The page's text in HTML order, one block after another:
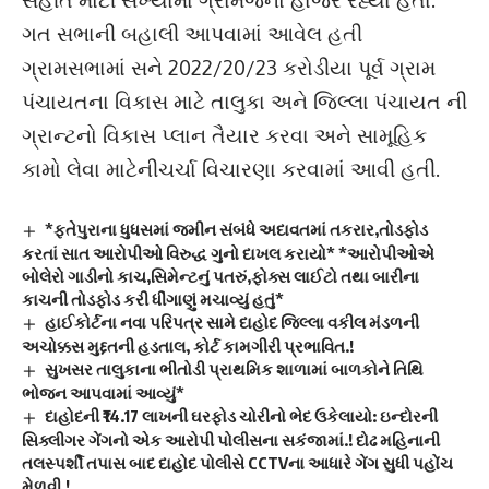
ગત સભાની બહાલી આપવામાં આવેલ હતી
ગ્રામસભામાં સને 2022/20/23 કરોડીયા પૂર્વ ગ્રામ
પંચાયતના વિકાસ માટે તાલુકા અને જિલ્લા પંચાયત ની
ગ્રાન્ટનો વિકાસ પ્લાન તૈયાર કરવા અને સામૂહિક
કામો લેવા માટેનીચર્ચા વિચારણા કરવામાં આવી હતી.
*ફતેપુરાના ધુધસમાં જમીન સંબંધે અદાવતમાં તકરાર,તોડફોડ
કરતાં સાત આરોપીઓ વિરુદ્ધ ગુનો દાખલ કરાયો* *આરોપીઓએ
બોલેરો ગાડીનો કાચ,સિમેન્ટનું પતરું,ફોક્સ લાઈટો તથા બારીના
કાચની તોડફોડ કરી ધીંગાણું મચાવ્યું હતું*
હાઈકોર્ટના નવા પરિપત્ર સામે દાહોદ જિલ્લા વકીલ મંડળની
અચોક્કસ મુદ્દતની હડતાલ, કોર્ટ કામગીરી પ્રભાવિત.!
સુખસર તાલુકાના ભીતોડી પ્રાથમિક શાળામાં બાળકોને તિથિ
ભોજન આપવામાં આવ્યું*
દાહોદની ₹14.17 લાખની ઘરફોડ ચોરીનો ભેદ ઉકેલાયો: ઇન્દોરની
સિક્લીગર ગેંગનો એક આરોપી પોલીસના સકંજામાં.! દોઢ મહિનાની
તલસ્પર્શી તપાસ બાદ દાહોદ પોલીસે CCTVના આધારે ગેંગ સુધી પહોંચ